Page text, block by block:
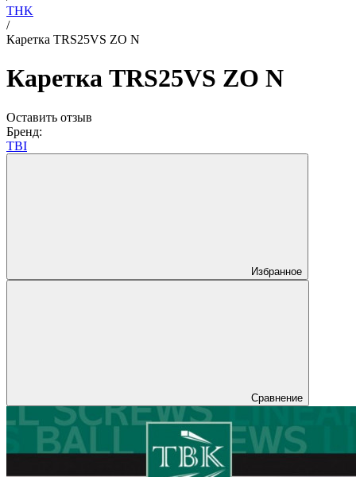
THK
/
Каретка TRS25VS ZO N
Каретка TRS25VS ZO N
Оставить отзыв
Бренд:
TBI
Избранное
Сравнение